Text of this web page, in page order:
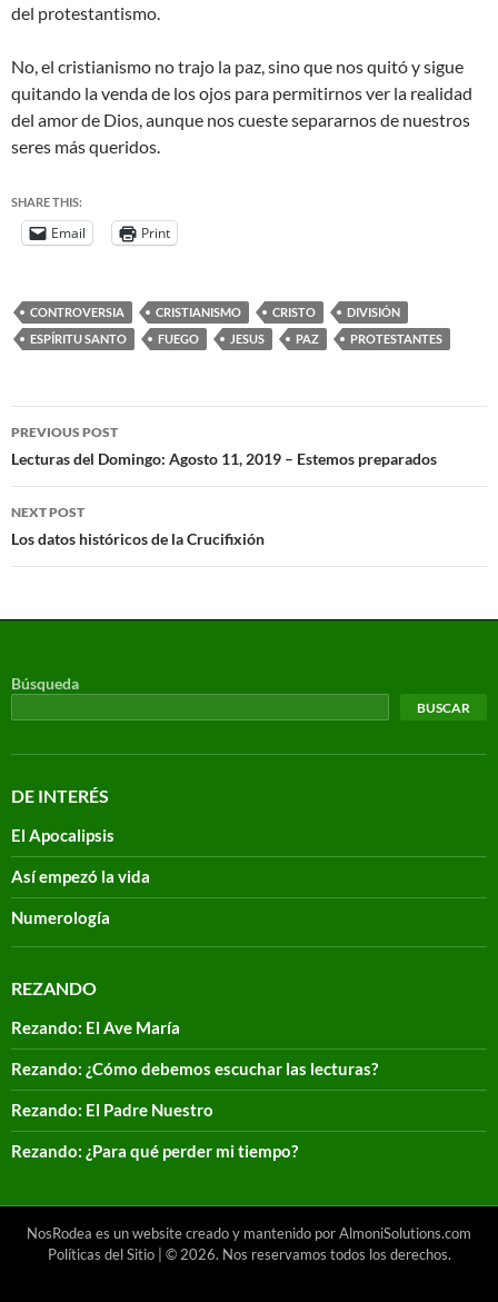
del protestantismo.
No, el cristianismo no trajo la paz, sino que nos quitó y sigue
quitando la venda de los ojos para permitirnos ver la realidad
del amor de Dios, aunque nos cueste separarnos de nuestros
seres más queridos.
SHARE THIS:
Email Print
CONTROVERSIA CRISTIANISMO CRISTO
DIVISIÓN
ESPÍRITU SANTO
FUEGO JESUS PAZ PROTESTANTES
PREVIOUS POST
Lecturas del Domingo: Agosto 11, 2019 – Estemos preparados
NEXT POST
Los datos históricos de la Crucifixión
Búsqueda
BUSCAR
DE INTERÉS
El Apocalipsis
Así empezó la vida
Numerología
REZANDO
Rezando: El Ave María
Rezando: ¿Cómo debemos escuchar las lecturas?
Rezando: El Padre Nuestro
Rezando: ¿Para qué perder mi tiempo?
NosRodea es un website creado y mantenido por AlmoniSolutions.com
Políticas del Sitio| © 2026. Nos reservamos todos los derechos.